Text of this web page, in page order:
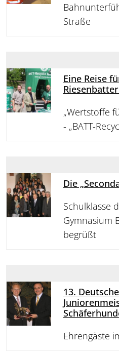
Straße
Eine Reise
„Wertstoffe
- „BATT-
Die
Schulklasse
Gymnasium
begrüßt
13.
Ehrengäste